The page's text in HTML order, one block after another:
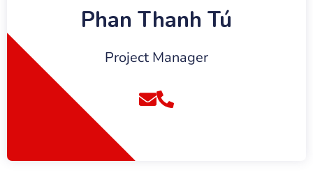
Phan Thanh Tú
Project Manager